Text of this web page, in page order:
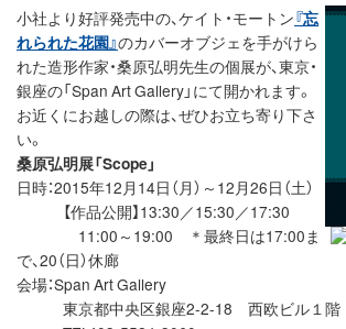
小社より好評発売中の、ケイト・モートン『忘
れられた花園』のカバーオブジェを手がけら
れた造形作家・桑原弘明先生の個展が、東京・
銀座の「Span Art Gallery」にて開かれます。
お近くにお越しの際は、ぜひお立ち寄り下さ
い。
桑原弘明展「Scope」
日時：2015年12月14日（月）～12月26日（土）
【作品公開】13:30／15:30／17:30
11:00～19:00 ＊最終日は17:00ま
で、20（日）休廊
会場：Span Art Gallery
東京都中央区銀座2-2-18 西欧ビル１階